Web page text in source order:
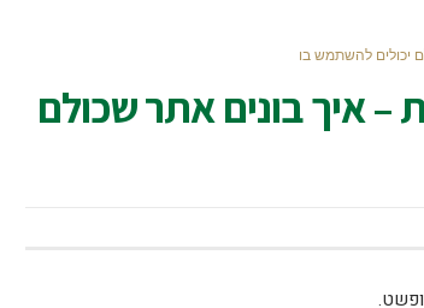
יכולים להשתמש בו
– איך בונים אתר שכולם